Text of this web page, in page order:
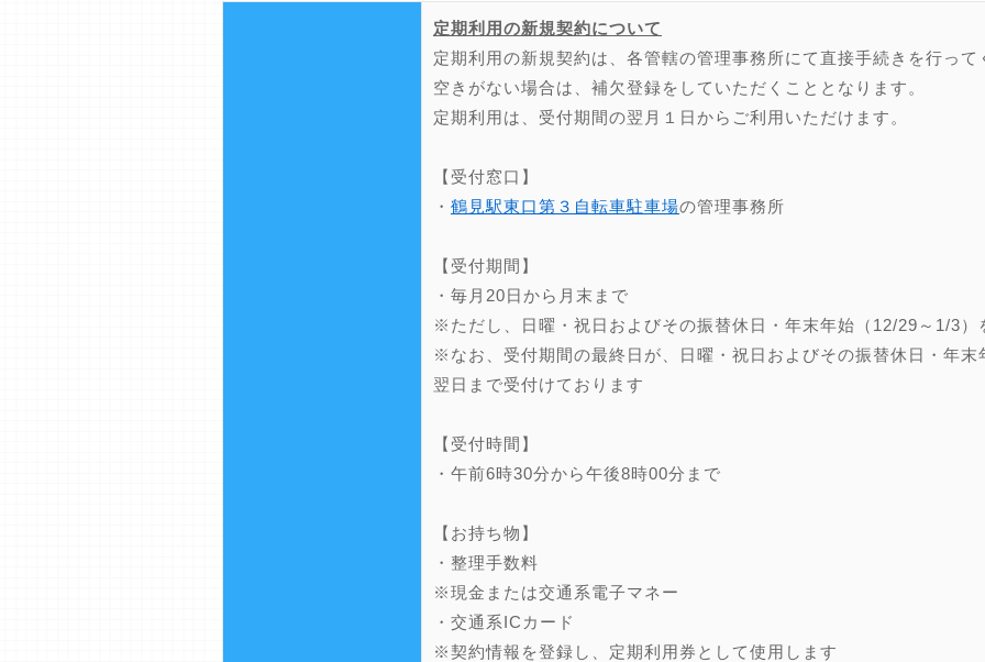
定期利用の新規契約について
定期利用の新規契約は、各管轄の管理事務所にて直接手続きを行って
空きがない場合は、補欠登録をしていただくこととなります。
定期利用は、受付期間の翌月１日からご利用いただけます。
【受付窓口】
・ 鶴見駅東口第３自転車駐車場の管理事務所
【受付期間】
・毎月20日から月末まで
※ただし、日曜・祝日およびその振替休日・年末年始（12/29～1/3）
※なお、受付期間の最終日が、日曜・祝日およびその振替休日・年
翌日まで受付けております
【受付時間】
・午前6時30分から午後8時00分まで
【お持ち物】
・整理手数料
※現金または交通系電子マネー
・交通系ICカード
※契約情報を登録し、定期利用券として使用します